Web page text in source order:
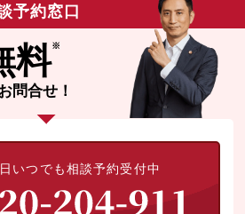
予約窓口
料
問合せ！
いつでも相談予約受付中